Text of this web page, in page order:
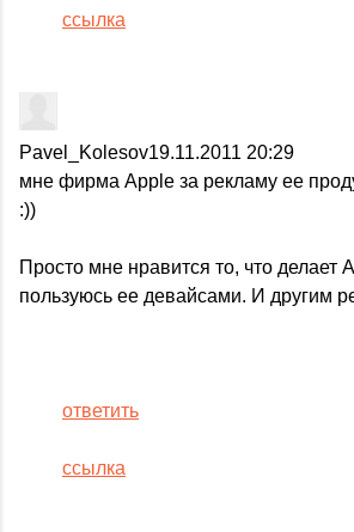
ссылка
Pavel_Kolesov19.11.2011 20:29
мне фирма Apple за рекламу ее
:))
Просто мне нравится то, что делает
пользуюсь ее девайсами. И другим
ответить
ссылка